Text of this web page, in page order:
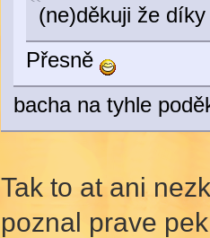
(ne)děkuji že
Přesně
bacha na tyhle
Tak to at ani
poznal prave